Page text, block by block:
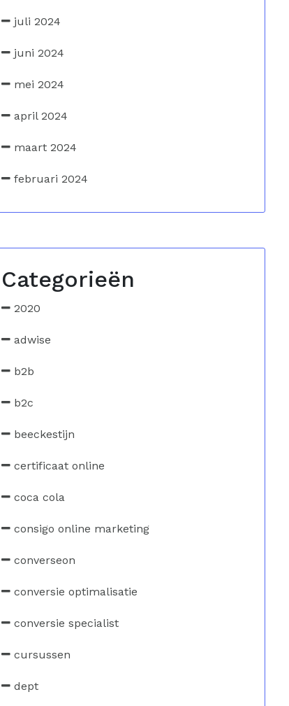
juli 2024
juni 2024
mei 2024
april 2024
maart 2024
februari 2024
Categorieën
2020
adwise
b2b
b2c
beeckestijn
certificaat online
coca cola
consigo online marketing
converseon
conversie optimalisatie
conversie specialist
cursussen
dept